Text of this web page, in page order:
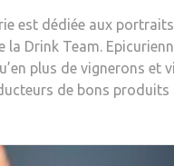
est dédiée aux
la Drink Team.
plus de vignerons et
de bons produits